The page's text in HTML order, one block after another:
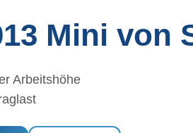
Mini von
Arbeitshöhe